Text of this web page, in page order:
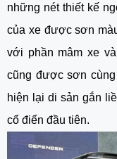
những nét thiết kế
của xe được sơn
với phần mâm xe
cũng được sơn
hiện lại di sản gắn
cổ điển đầu tiên.